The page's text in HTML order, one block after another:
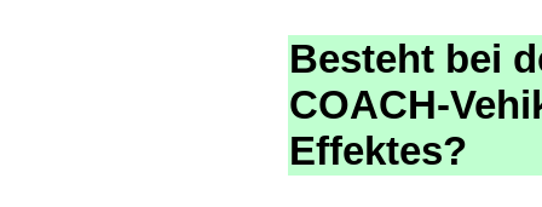
Besteht bei
COACH-
Effektes?